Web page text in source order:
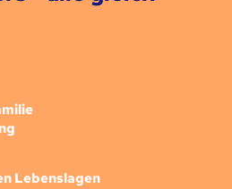
Lebenslagen